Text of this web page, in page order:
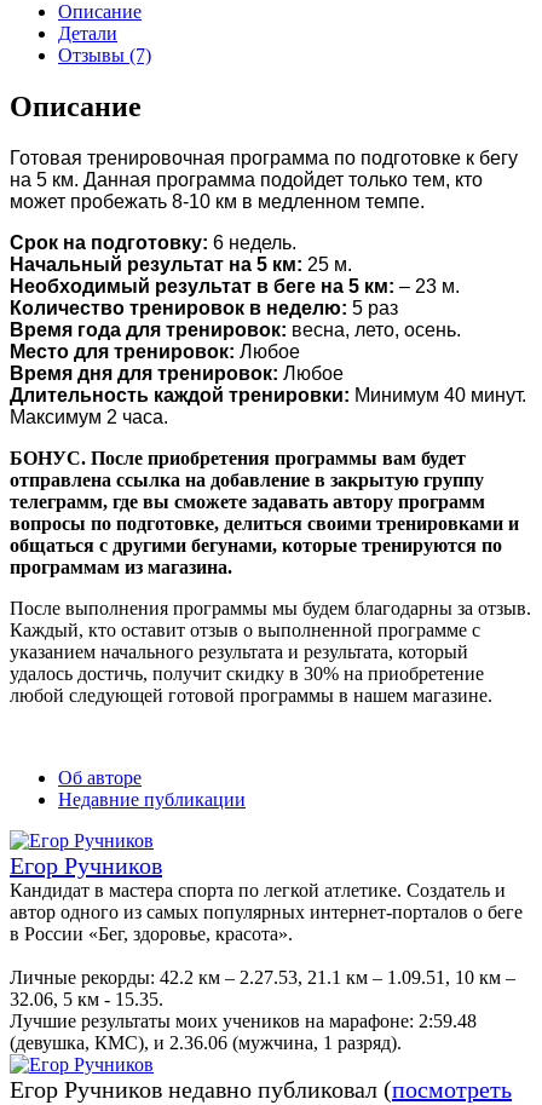
Описание
Детали
Отзывы (7)
Описание
Готовая тренировочная программа по подготовке к бегу
на 5 км. Данная программа подойдет только тем, кто
может пробежать 8-10 км в медленном темпе.
Срок на подготовку: 6 недель.
Начальный результат на 5 км: 25 м.
Необходимый результат в беге на 5 км: – 23 м.
Количество тренировок в неделю: 5 раз
Время года для тренировок: весна, лето, осень.
Место для тренировок: Любое
Время дня для тренировок: Любое
Длительность каждой тренировки: Минимум 40 минут.
Максимум 2 часа.
БОНУС. После приобретения программы вам будет
отправлена ссылка на добавление в закрытую группу
телеграмм, где вы сможете задавать автору программ
вопросы по подготовке, делиться своими тренировками и
общаться с другими бегунами, которые тренируются по
программам из магазина.
После выполнения программы мы будем благодарны за отзыв.
Каждый, кто оставит отзыв о выполненной программе с
указанием начального результата и результата, который
удалось достичь, получит скидку в 30% на приобретение
любой следующей готовой программы в нашем магазине.
Об авторе
Недавние публикации
Егор Ручников
Кандидат в мастера спорта по легкой атлетике. Создатель и
автор одного из самых популярных интернет-порталов о беге
в России «Бег, здоровье, красота».
Личные рекорды: 42.2 км – 2.27.53, 21.1 км – 1.09.51, 10 км –
32.06, 5 км - 15.35.
Лучшие результаты моих учеников на марафоне: 2:59​​.48
(девушка, КМС), и 2.36.06 (мужчина, 1 разряд).
Егор Ручников недавно публиковал (посмотреть